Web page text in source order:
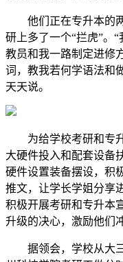
他们正在专升本的两
研上多了一个“拦虎”。
教员和我一路制定进修
词，教我若何学语法和
天天说。
为给学校考研和专升
大硬件投入和配套设备
硬件设置装备摆设，积
推文，让学长学姐分享
积极开展考研和专升本
升级的决心，激励他们
据领会，学校从大三